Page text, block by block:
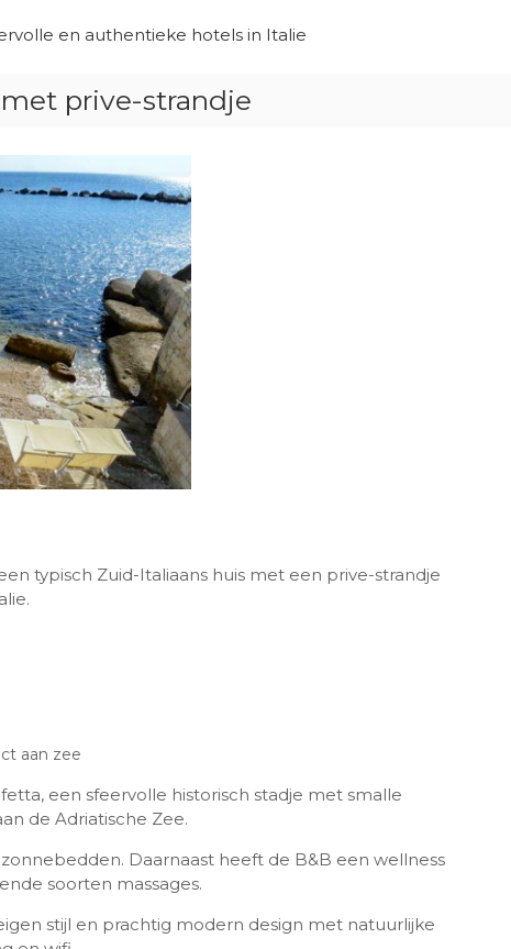
en authentieke hotels in Italie
prive-strandje
typisch Zuid-Italiaans huis met een prive-strandje
aan zee
een sfeervolle historisch stadje met smalle
de Adriatische Zee.
Daarnaast heeft de B&B een wellness
soorten massages.
stijl en prachtig modern design met natuurlijke